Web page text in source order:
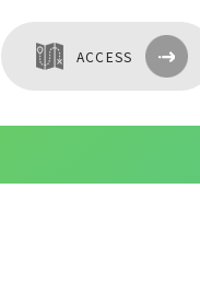
ACCESS